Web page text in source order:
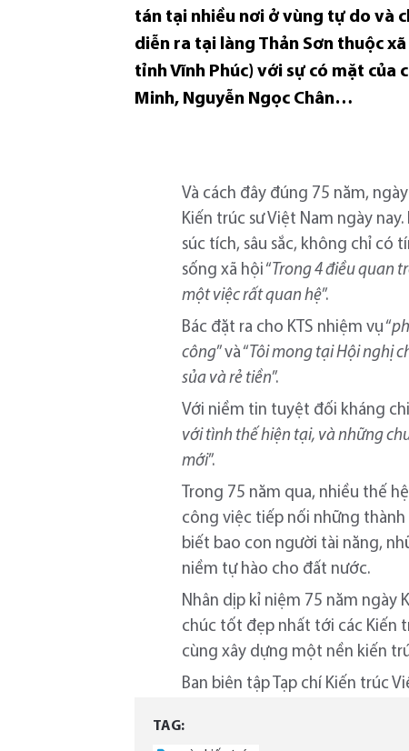
tán tại nhiều nơi ở vùng tự do và
diễn ra tại làng Thản Sơn thuộc xã
tỉnh Vĩnh Phúc) với sự có mặt của
Minh, Nguyễn Ngọc Chân…
Và cách đây đúng 75 năm,
Kiến trúc sư Việt Nam ngày
súc tích, sâu sắc, không chỉ có
sống xã hội “ Trong 4 điều quan
một việc rất quan hệ”.
Bác đặt ra cho KTS nhiệm vụ “
công” và “ Tôi mong tại Hội nghị
sủa và rẻ tiền”.
Với niềm tin tuyệt đối kháng
với tình thế hiện tại, và những
mới”.
Trong 75 năm qua, nhiều thế
công việc tiếp nối những thành
biết bao con người tài năng,
niềm tự hào cho đất nước.
Nhân dịp kỉ niệm 75 năm ngày
chúc tốt đẹp nhất tới các Kiến
cùng xây dựng một nền kiến
Ban biên tập Tạp chí Kiến trúc
TAG: